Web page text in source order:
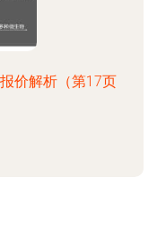
价解析（第17页